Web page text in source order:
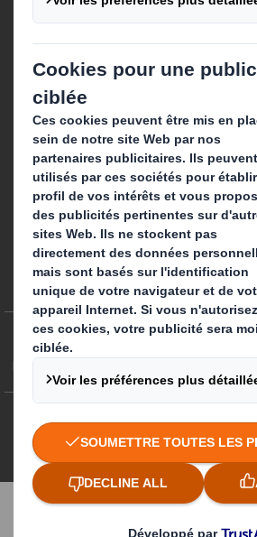
Suivez-nous
Préférences de cookies Egalité
Politique des cookies
3.7.0.276